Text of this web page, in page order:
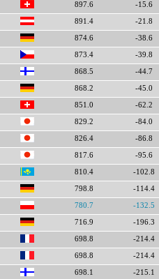
897.6 -15.6
891.4 -21.8
874.6 -38.6
873.4 -39.8
868.5 -44.7
868.2 -45.0
851.0 -62.2
829.2 -84.0
826.4 -86.8
817.6 -95.6
810.4 -102.8
798.8 -114.4
780.7 -132.5
716.9 -196.3
698.8 -214.4
698.8 -214.4
698.1 -215.1